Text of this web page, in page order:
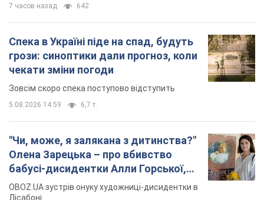
7 часов назад 642
Спека в Україні піде на спад, будуть
грози: синоптики дали прогноз, коли
чекати зміни погоди
Зовсім скоро спека поступово відступить
5.08.2026 14:59 6,7 т.
"Чи, може, я залякана з дитинства?"
Олена Зарецька – про вбивство
бабусі-дисидентки Алли Горської,
критику Дмитра Стуса та втечу в
Португалію з 5 дітьми
OBOZ.UA зустрів онуку художниці-дисидентки в
Лісабоні